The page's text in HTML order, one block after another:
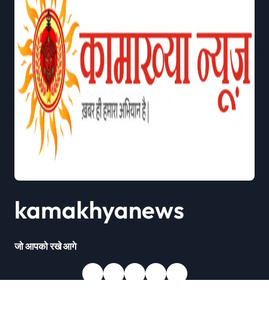
kamakhyanews
जो आपको रखे आगे